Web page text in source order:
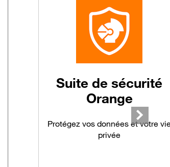
Suite de sécurité
Orange
Protégez vos données et votre
privée